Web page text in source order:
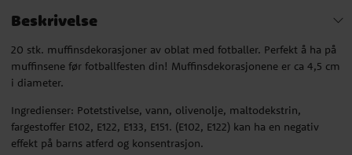
Beskrivelse
20 stk. muffinsdekorasjoner av oblat med fotballer. Perfekt å ha på
muffinsene før fotballfesten din! Muffinsdekorasjonene er ca 4,5 cm
i diameter.
Ingredienser: Potetstivelse, vann, olivenolje, maltodekstrin,
fargestoffer E102, E122, E133, E151. (E102, E122) kan ha en negativ
effekt på barns atferd og konsentrasjon.